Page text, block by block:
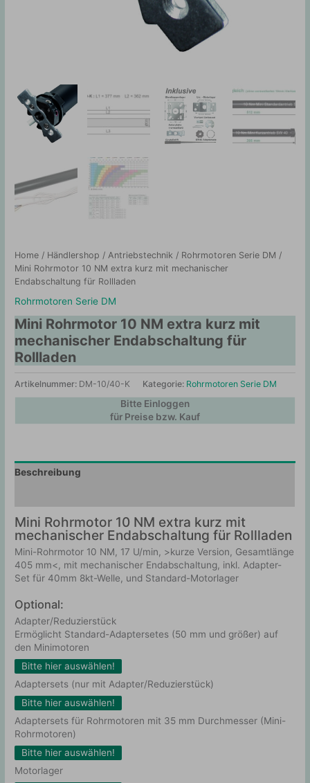
Home / Händlershop /Antriebstechnik / Rohrmotoren Serie DM /
Mini Rohrmotor 10 NM extra kurz mit mechanischer
Endabschaltung für Rollladen
Rohrmotoren Serie DM
Mini Rohrmotor 10 NM extra kurz mit
mechanischer Endabschaltung für
Rollladen
Artikelnummer: DM-10/40-K Kategorie: Rohrmotoren Serie DM
Bitte Einloggen
für Preise bzw. Kauf
Beschreibung
Mini Rohrmotor 10 NM extra kurz mit
mechanischer Endabschaltung für Rollladen
Mini-Rohrmotor 10 NM, 17 U/min, >kurze Version, Gesamtlänge
405 mm<, mit mechanischer Endabschaltung, inkl. Adapter-
Set für 40mm 8kt-Welle, und Standard-Motorlager
Optional:
Adapter/Reduzierstück
Ermöglicht Standard-Adaptersetes (50 mm und größer) auf
den Minimotoren
Bitte hier auswählen!
Adaptersets (nur mit Adapter/Reduzierstück)
Bitte hier auswählen!
Adaptersets für Rohrmotoren mit 35 mm Durchmesser (Mini-
Rohrmotoren)
Bitte hier auswählen!
Motorlager